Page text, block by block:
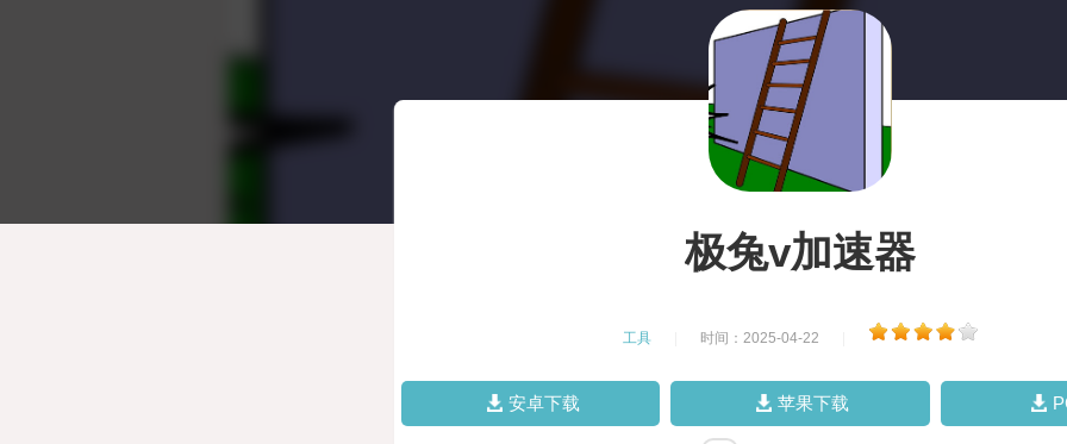
极兔v加速器
工具 时间：2025-04-22
安卓下载 苹果下载